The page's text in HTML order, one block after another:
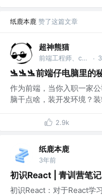
纸鹿本鹿 赞了这篇文章
超神熊猫
前端工程师、c#开发 ·
🛬🛬🛬前端仔电脑里的
作为前端，当你入职一家
脑干点啥，装开发环境？
2.9k
纸鹿本鹿
3年前
初识React | 青训营笔记
初识React：对于React学